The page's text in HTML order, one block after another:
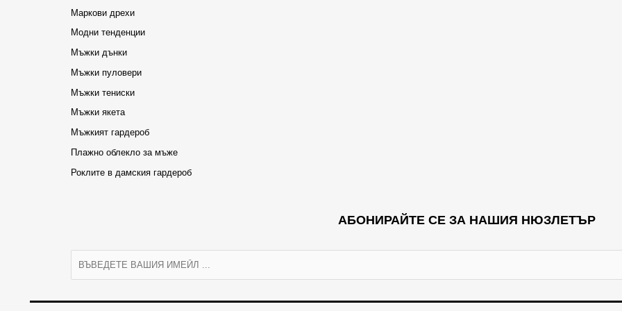
Маркови дрехи
Модни тенденции
Мъжки дънки
Мъжки пуловери
Мъжки тениски
Мъжки якета
Мъжкият гардероб
Плажно облекло за мъже
Роклите в дамския гардероб
АБОНИРАЙТЕ СЕ ЗА НАШИЯ НЮЗЛЕТЪР
i